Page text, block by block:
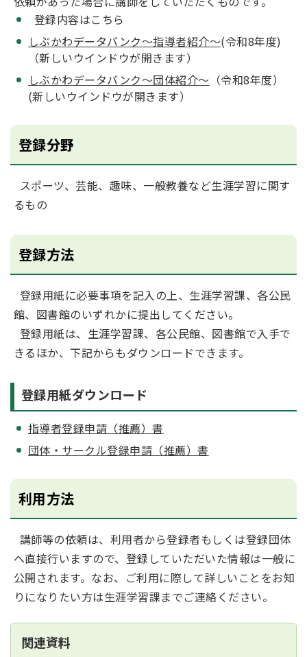
登録内容はこちら
しぶかわデータバンク～指導者紹介～(令和8年度)
（新しいウインドウが開きます）
しぶかわデータバンク～団体紹介～ （令和8年度）
(新しいウインドウが開きます）
登録分野
スポーツ、芸能、趣味、一般教養など生涯学習に関す
るもの
登録方法
登録用紙に必要事項を記入の上、生涯学習課、各公民
館、図書館のいずれかに提出してください。
登録用紙は、生涯学習課、各公民館、図書館で入手で
きるほか、下記からもダウンロードできます。
登録用紙ダウンロード
指導者登録申請（推薦）書
団体・サークル登録申請（推薦）書
利用方法
講師等の依頼は、利用者から登録者もしくは登録団体
へ直接行いますので、登録していただいた情報は一般に
公開されます。なお、ご利用に際して詳しいことをお知
りになりたい方は生涯学習課までご連絡ください。
関連資料